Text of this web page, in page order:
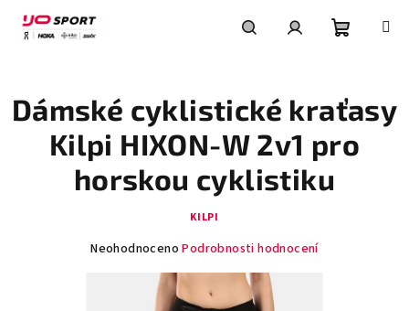
obsah
košík
Dámské cyklistické kraťasy
Kilpi HIXON-W 2v1 pro
horskou cyklistiku
KILPI
Průměrné
Neohodnoceno Podrobnosti hodnocení